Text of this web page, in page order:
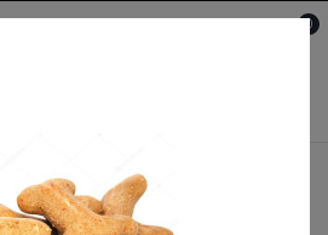
0
Handmade
Le Coussin Anti-
Anti-Stress Brun